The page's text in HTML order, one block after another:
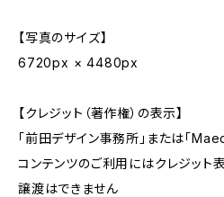
【写真のサイズ】
6720px × 4480px
【クレジット（著作権）の表示】
「前田デザイン事務所」または「
コンテンツのご利用にはクレジット
譲渡はできません